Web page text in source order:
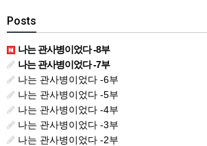
Posts
나는 관사병이었다 -8부
나는 관사병이었다 -7부
나는 관사병이었다 -6부
나는 관사병이었다 -5부
나는 관사병이었다 -4부
나는 관사병이었다 -3부
나는 관사병이었다 -2부